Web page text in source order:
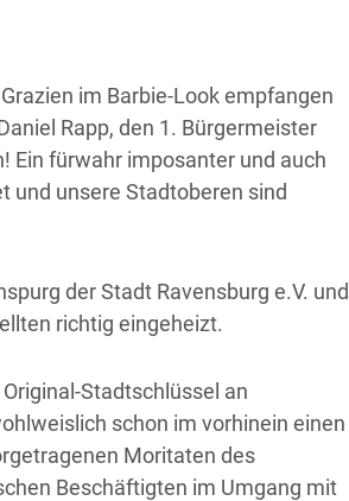
im Barbie-Look empfangen
Rapp, den 1. Bürgermeister
Ein fürwahr imposanter und auch
und unsere Stadtoberen sind
der Stadt Ravensburg e.V. und
richtig eingeheizt.
Stadtschlüssel an
schon im vorhinein einen
Moritaten des
Beschäftigten im Umgang mit